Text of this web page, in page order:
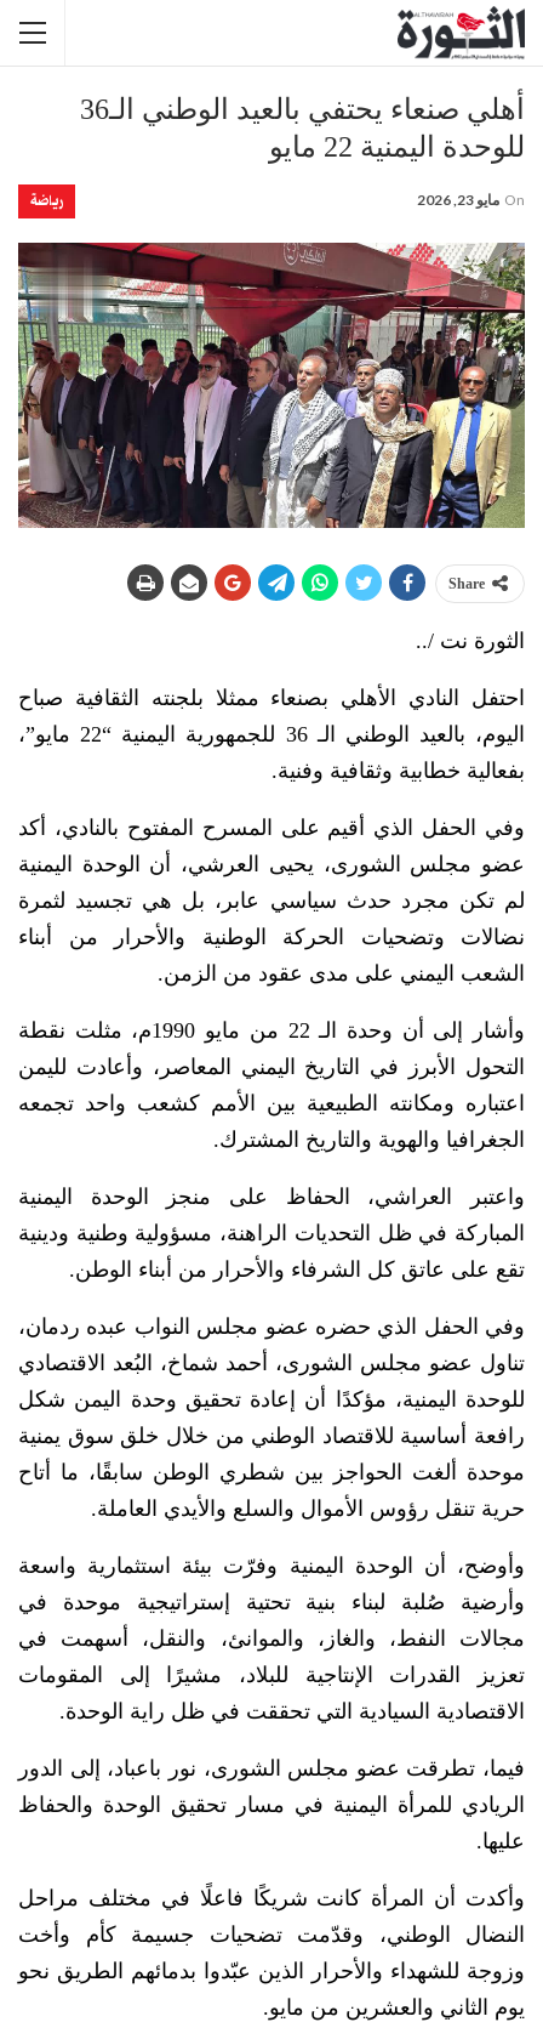
أهلي صنعاء يحتفي بالعيد الوطني الـ36
للوحدة اليمنية 22 مايو
رياضة On مايو 23, 2026
Share
الثورة نت /..
احتفل النادي الأهلي بصنعاء ممثلا بلجنته الثقافية صباح
اليوم، بالعيد الوطني الـ 36 للجمهورية اليمنية “22 مايو”،
بفعالية خطابية وثقافية وفنية.
وفي الحفل الذي أقيم على المسرح المفتوح بالنادي، أكد
عضو مجلس الشورى، يحيى العرشي، أن الوحدة اليمنية
لم تكن مجرد حدث سياسي عابر، بل هي تجسيد لثمرة
نضالات وتضحيات الحركة الوطنية والأحرار من أبناء
الشعب اليمني على مدى عقود من الزمن.
وأشار إلى أن وحدة الـ 22 من مايو 1990م، مثلت نقطة
التحول الأبرز في التاريخ اليمني المعاصر، وأعادت لليمن
اعتباره ومكانته الطبيعية بين الأمم كشعب واحد تجمعه
الجغرافيا والهوية والتاريخ المشترك.
واعتبر العراشي، الحفاظ على منجز الوحدة اليمنية
المباركة في ظل التحديات الراهنة، مسؤولية وطنية ودينية
تقع على عاتق كل الشرفاء والأحرار من أبناء الوطن.
وفي الحفل الذي حضره عضو مجلس النواب عبده ردمان،
تناول عضو مجلس الشورى، أحمد شماخ، البُعد الاقتصادي
للوحدة اليمنية، مؤكدًا أن إعادة تحقيق وحدة اليمن شكل
رافعة أساسية للاقتصاد الوطني من خلال خلق سوق يمنية
موحدة ألغت الحواجز بين شطري الوطن سابقًا، ما أتاح
حرية تنقل رؤوس الأموال والسلع والأيدي العاملة.
وأوضح، أن الوحدة اليمنية وفرّت بيئة استثمارية واسعة
وأرضية صُلبة لبناء بنية تحتية إستراتيجية موحدة في
مجالات النفط، والغاز، والموانئ، والنقل، أسهمت في
تعزيز القدرات الإنتاجية للبلاد، مشيرًا إلى المقومات
الاقتصادية السيادية التي تحققت في ظل راية الوحدة.
فيما، تطرقت عضو مجلس الشورى، نور باعباد، إلى الدور
الريادي للمرأة اليمنية في مسار تحقيق الوحدة والحفاظ
عليها.
وأكدت أن المرأة كانت شريكًا فاعلًا في مختلف مراحل
النضال الوطني، وقدّمت تضحيات جسيمة كأم وأخت
وزوجة للشهداء والأحرار الذين عبّدوا بدمائهم الطريق نحو
يوم الثاني والعشرين من مايو.